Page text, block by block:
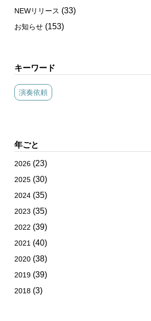
NEWリリース (33)
お知らせ (153)
キーワード
演奏依頼
年ごと
2026 (23)
2025 (30)
2024 (35)
2023 (35)
2022 (39)
2021 (40)
2020 (38)
2019 (39)
2018 (3)